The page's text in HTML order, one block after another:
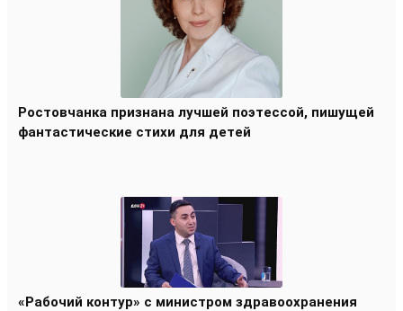
Ростовчанка признана лучшей поэтессой, пишущей
фантастические стихи для детей
«Рабочий контур» с министром здравоохранения